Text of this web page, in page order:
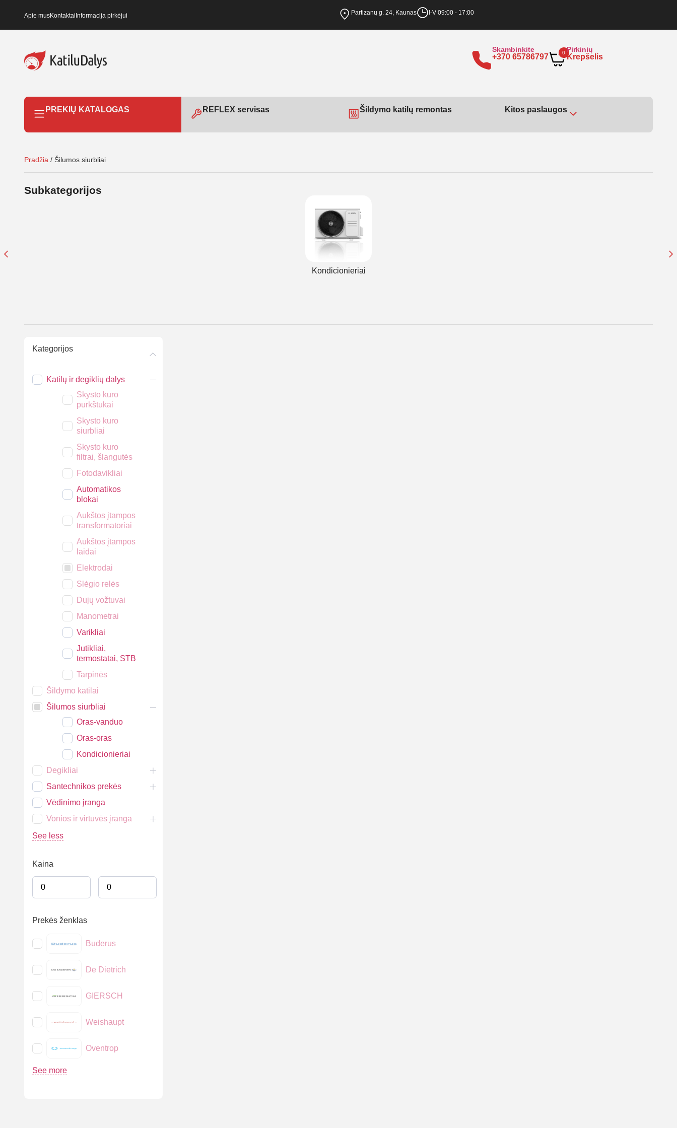
Apie musKontaktaiInformacija pirkėjui Partizanų g. 24, Kaunas I-V 09:00 - 17:00
Skambinkite
+370 65786797 0 Pirkinių
Krepšelis
PREKIŲ KATALOGAS REFLEX servisas Šildymo katilų remontas Kitos paslaugos
Pradžia / Šilumos siurbliai
Subkategorijos
Kondicionieriai
Kategorijos
Katilų ir degiklių dalys
Skysto kuro
purkštukai
Skysto kuro
siurbliai
Skysto kuro
filtrai, šlangutės
Fotodavikliai
Automatikos
blokai
Aukštos įtampos
transformatoriai
Aukštos įtampos
laidai
Elektrodai
Slėgio relės
Dujų vožtuvai
Manometrai
Varikliai
Jutikliai,
termostatai, STB
Tarpinės
Šildymo katilai
Šilumos siurbliai
Oras-vanduo
Oras-oras
Kondicionieriai
Degikliai
Santechnikos prekės
Vėdinimo įranga
Vonios ir virtuvės įranga
See less
Kaina
Prekės ženklas
Buderus
De Dietrich
GIERSCH
Weishaupt
Oventrop
See more